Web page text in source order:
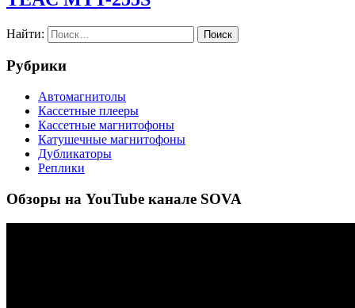
Найти:
Рубрики
Автомагнитолы
Кассетные плееры
Кассетные магнитофоны
Катушечные магнитофоны
Дубликаторы
Реплики
Обзоры на YouTube канале SOVA